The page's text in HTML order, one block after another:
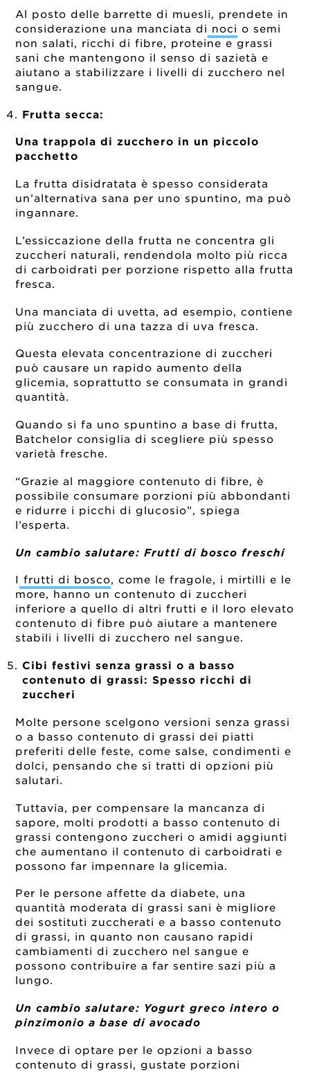
Al posto delle barrette di muesli, prendete in
considerazione una manciata di noci o semi
non salati, ricchi di fibre, proteine e grassi
sani che mantengono il senso di sazietà e
aiutano a stabilizzare i livelli di zucchero nel
sangue.
Frutta secca:
Una trappola di zucchero in un piccolo
pacchetto
La frutta disidratata è spesso considerata
un’alternativa sana per uno spuntino, ma può
ingannare.
L’essiccazione della frutta ne concentra gli
zuccheri naturali, rendendola molto più ricca
di carboidrati per porzione rispetto alla frutta
fresca.
Una manciata di uvetta, ad esempio, contiene
più zucchero di una tazza di uva fresca.
Questa elevata concentrazione di zuccheri
può causare un rapido aumento della
glicemia, soprattutto se consumata in grandi
quantità.
Quando si fa uno spuntino a base di frutta,
Batchelor consiglia di scegliere più spesso
varietà fresche.
“Grazie al maggiore contenuto di fibre, è
possibile consumare porzioni più abbondanti
e ridurre i picchi di glucosio”, spiega
l’esperta.
Un cambio salutare: Frutti di bosco freschi
I frutti di bosco, come le fragole, i mirtilli e le
more, hanno un contenuto di zuccheri
inferiore a quello di altri frutti e il loro elevato
contenuto di fibre può aiutare a mantenere
stabili i livelli di zucchero nel sangue.
Cibi festivi senza grassi o a basso
contenuto di grassi: Spesso ricchi di
zuccheri
Molte persone scelgono versioni senza grassi
o a basso contenuto di grassi dei piatti
preferiti delle feste, come salse, condimenti e
dolci, pensando che si tratti di opzioni più
salutari.
Tuttavia, per compensare la mancanza di
sapore, molti prodotti a basso contenuto di
grassi contengono zuccheri o amidi aggiunti
che aumentano il contenuto di carboidrati e
possono far impennare la glicemia.
Per le persone affette da diabete, una
quantità moderata di grassi sani è migliore
dei sostituti zuccherati e a basso contenuto
di grassi, in quanto non causano rapidi
cambiamenti di zucchero nel sangue e
possono contribuire a far sentire sazi più a
lungo.
Un cambio salutare: Yogurt greco intero o
pinzimonio a base di avocado
Invece di optare per le opzioni a basso
contenuto di grassi, gustate porzioni